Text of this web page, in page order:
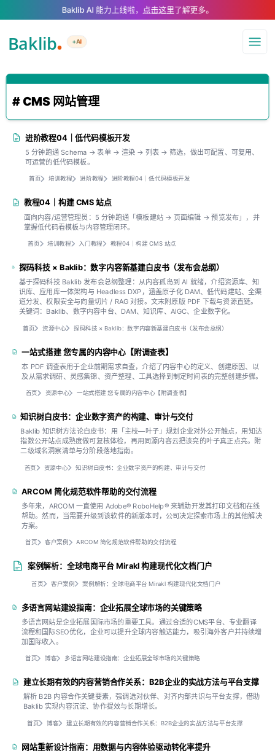
A Markdown version of this page is available at .md — optimized for AI
Baklib AI 能力上线啦， 点击这里了解更多。
+AI
导航
# CMS 网站管理
进阶教程04｜低代码模板开发
5 分钟跑通 Schema → 表单 → 渲染 → 列表 → 筛选，做出可配置、可复用、
可运营的低代码模板。
首页 培训教程 进阶教程 进阶教程04｜低代码模板开发
教程04｜构建 CMS 站点
面向内容/运营管理员：5 分钟跑通「模板建站 → 页面编辑 → 预览发布」，并
掌握低代码看模板与内容管理闭环。
首页 培训教程 入门教程 教程04｜构建 CMS 站点
探码科技 × Baklib：数字内容新基建白皮书（发布会总纲）
基于探码科技 Baklib 发布会总纲整理：从内容孤岛到 AI 就绪，介绍资源库、知
识库、应用库一体架构与 Headless DXP，涵盖原子化 DAM、低代码建站、全渠
道分发、权限安全与向量切片 / RAG 对接。文末附原版 PDF 下载与资源直链。
关键词：Baklib、数字内容中台、DAM、知识库、AIGC、企业数字化。
首页 资源中心 探码科技 × Baklib：数字内容新基建白皮书（发布会总纲）
一站式搭建 您专属的内容中心【附调查表】
本 PDF 调查表用于企业前期需求自查，介绍了内容中心的定义、创建原因、以
及从需求调研、灵感集锦、资产整理、工具选择到制定时间表的完整创建步骤。
首页 资源中心 一站式搭建 您专属的内容中心【附调查表】
知识树白皮书：企业数字资产的构建、审计与交付
Baklib 知识树方法论白皮书：用「主枝—叶子」规划企业对外公开触点，用知达
指数公开站点成熟度做可复核体检，再用同源内容云把该亮的叶子真正点亮。附
二级域名洞察清单与分阶段落地指南。
首页 资源中心 知识树白皮书：企业数字资产的构建、审计与交付
ARCOM 简化规范软件帮助的交付流程
多年来，ARCOM 一直使用 Adobe® RoboHelp® 来辅助开发其打印文档和在线
帮助。然而，当需要升级到该软件的新版本时，公司决定探索市场上的其他解决
方案。
首页 客户案例 ARCOM 简化规范软件帮助的交付流程
案例解析：全球电商平台 Mirakl 构建现代化文档门户
首页 客户案例 案例解析：全球电商平台 Mirakl 构建现代化文档门户
多语言网站建设指南：企业拓展全球市场的关键策略
多语言网站是企业拓展国际市场的重要工具。通过合适的CMS平台、专业翻译
流程和国际SEO优化，企业可以提升全球内容触达能力，吸引海外客户并持续增
加国际收入。
首页 博客 多语言网站建设指南：企业拓展全球市场的关键策略
建立长期有效的内容营销合作关系：B2B企业的实战方法与平台支撑
解析 B2B 内容合作关键要素，强调选对伙伴、对齐内部共识与平台支撑，借助
Baklib 实现内容沉淀、协作提效与长期增长。
首页 博客 建立长期有效的内容营销合作关系：B2B企业的实战方法与平台支撑
网站重新设计指南：用数据与内容体验驱动转化率提升